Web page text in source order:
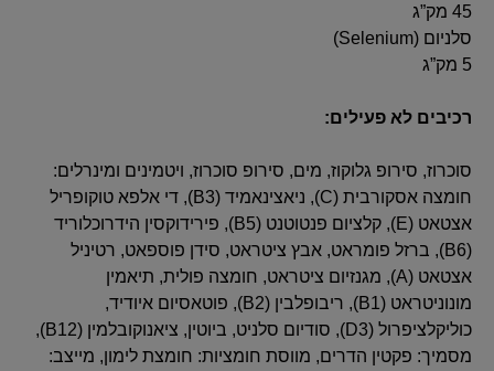
45 מק”ג
סלניום‏ (Selenium)‏
5 מק”ג
רכיבים לא פעילים:
סוכרוז, סירופ גלוקוז, מים, סירופ סוכרוז, ויטמינים ומינרלים:
חומצה אסקורבית (C), ניאצינאמיד (B3), די אלפא טוקופריל
אצטאט (E), קלציום פנטוטנט (B5), פירידוקסין הידרוכלוריד
(B6), ברזל פומראט, אבץ ציטראט, סידן פוספאט, רטיניל
אצטאט (A), מגנזיום ציטראט, חומצה פולית, תיאמין
מונוניטראט (B1), ריבופלבין (B2), פוטאסיום איודיד,
כוליקלציפרול (D3), סודיום סלניט, ביוטין, ציאנוקובלמין (B12),
מסמיך: פקטין הדרים, מווסת חומציות: חומצת לימון, מייצב: